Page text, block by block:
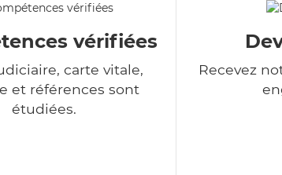
vérifiées
carte vitale,
et références sont
étudiées.
Recevez